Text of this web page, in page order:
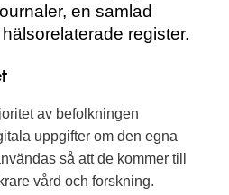
en samlad
register.
av befolkningen
uppgifter om den egna
så att de kommer till
vård och forskning.